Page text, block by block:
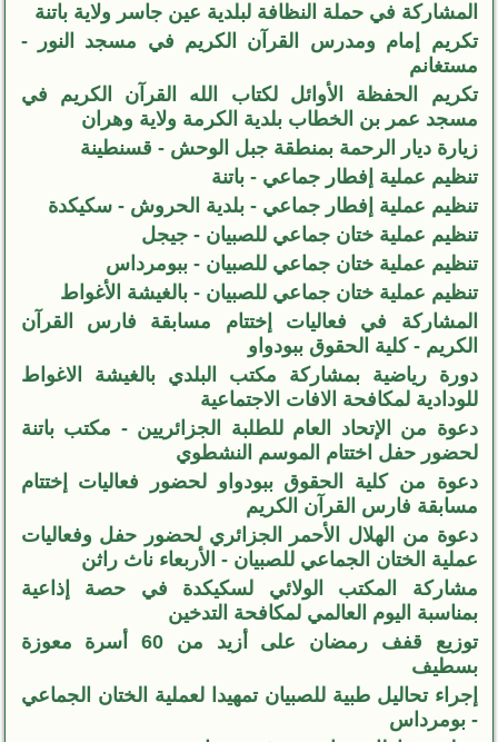
المشاركة في حملة النظافة لبلدية عين جاسر ولاية باتنة
تكريم إمام ومدرس القرآن الكريم في مسجد النور -
مستغانم
تكريم الحفظة الأوائل لكتاب الله القرآن الكريم في
مسجد عمر بن الخطاب بلدية الكرمة ولاية وهران
زيارة ديار الرحمة بمنطقة جبل الوحش - قسنطينة
تنظيم عملية إفطار جماعي - باتنة
تنظيم عملية إفطار جماعي - بلدية الحروش - سكيكدة
تنظيم عملية ختان جماعي للصبيان - جيجل
تنظيم عملية ختان جماعي للصبيان - ببومرداس
تنظيم عملية ختان جماعي للصبيان - بالغيشة الأغواط
المشاركة في فعاليات إختتام مسابقة فارس القرآن
الكريم - كلية الحقوق ببودواو
دورة رياضية بمشاركة مكتب البلدي بالغيشة الاغواط
للودادية لمكافحة الافات الاجتماعية
دعوة من الإتحاد العام للطلبة الجزائريين - مكتب باتنة
لحضور حفل اختتام الموسم النشطوي
دعوة من كلية الحقوق ببودواو لحضور فعاليات إختتام
مسابقة فارس القرآن الكريم
دعوة من الهلال الأحمر الجزائري لحضور حفل وفعاليات
عملية الختان الجماعي للصبيان - الأربعاء ناث راثن
مشاركة المكتب الولائي لسكيكدة في حصة إذاعية
بمناسبة اليوم العالمي لمكافحة التدخين
توزيع قفف رمضان على أزيد من 60 أسرة معوزة
بسطيف
إجراء تحاليل طبية للصبيان تمهيدا لعملية الختان الجماعي
- بومرداس